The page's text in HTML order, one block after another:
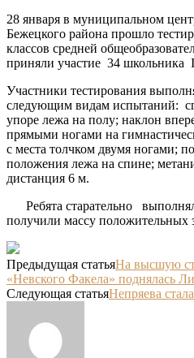
28 января в муниципальном
Бежецкого района прошло
классов средней
приняли участие 34 школьника
Участники тестирования
следующим видам испытаний:
упоре лежа на полу; наклон
прямыми ногами на
с места толчком двумя ногами;
положения лежа на спине;
дистанция 6 м.
Ребята старательно
получили массу положительных
Предыдущая статьяНа высшую
«Невского Факела» поднялась
Следующая статьяНепряева